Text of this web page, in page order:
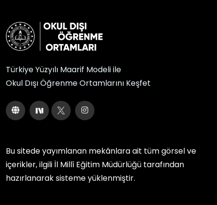
Türkiye Yüzyılı Maarif Modeli ile
Okul Dışı Öğrenme Ortamlarını Keşfet
Bu sitede yayımlanan mekânlara ait tüm görsel ve
içerikler, ilgili İl Millî Eğitim Müdürlüğü tarafından
hazırlanarak sisteme yüklenmiştir.